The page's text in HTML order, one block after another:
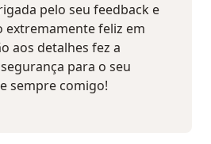
pelo seu feedback e
extremamente feliz em
aos detalhes fez a
para o seu
sempre comigo!